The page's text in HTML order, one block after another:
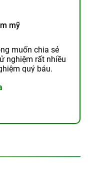
mỹ
muốn chia sẻ
nghiệm rất nhiều
quý báu.